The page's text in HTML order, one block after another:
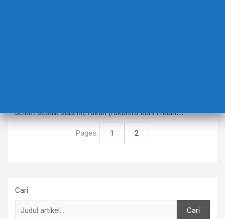
belum sebaik saat ini, rukuh (rukuh/ru·kuh/ n kain…
Pages: 1 2
Cari
Cari